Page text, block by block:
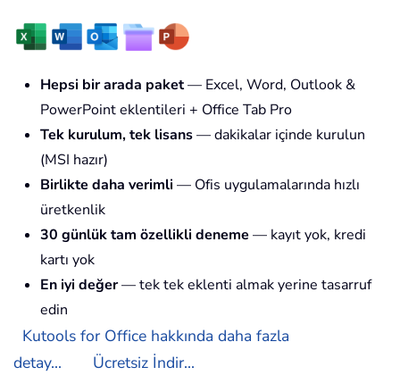
Hepsi bir arada paket— Excel, Word, Outlook &
PowerPoint eklentileri + Office Tab Pro
Tek kurulum, tek lisans— dakikalar içinde kurulun
(MSI hazır)
Birlikte daha verimli — Ofis uygulamalarında hızlı
üretkenlik
30 günlük tam özellikli deneme — kayıt yok, kredi
kartı yok
En iyi değer— tek tek eklenti almak yerine tasarruf
edin
Kutools for Office hakkında daha fazla
detay...
Ücretsiz İndir...